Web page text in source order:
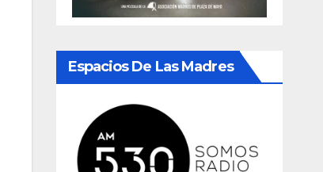
Espacios De Las Madres